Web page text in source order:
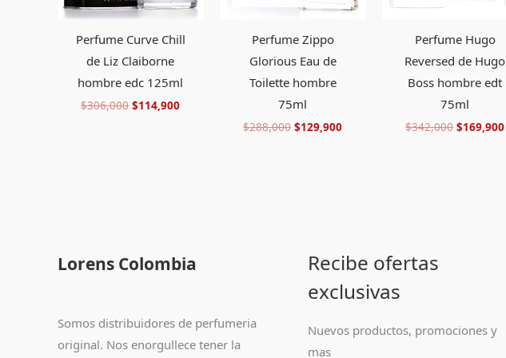
Perfume Curve Chill
de Liz Claiborne
hombre edc 125ml
$306,000 $114,900
Perfume Zippo
Glorious Eau de
Toilette hombre
75ml
$288,000 $129,900
Perfume Hugo
Reversed de Hugo
Boss hombre edt
75ml
$342,000 $169,900
Lorens Colombia
Somos distribuidores de perfumeria
original. Nos enorgullece tener la
Recibe ofertas
exclusivas
Nuevos productos, promociones y
mas